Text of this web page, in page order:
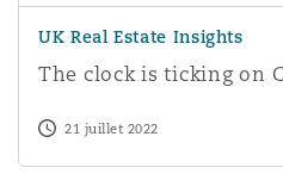
UK Real Estate Insights
The clock is ticking on
21 juillet 2022